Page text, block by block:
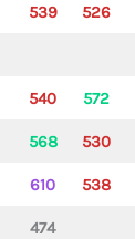
539 526
540 572
568 530
610 538
474